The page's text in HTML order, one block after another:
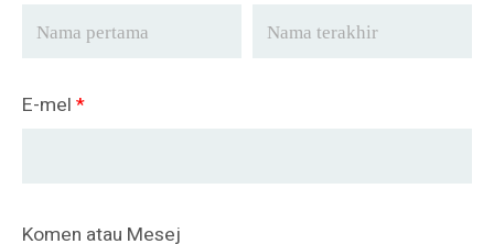
E-mel *
Komen atau Mesej